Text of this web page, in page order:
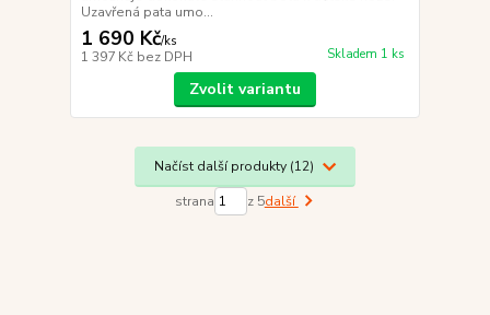
Uzavřená pata umo...
1 690 Kč/ks
1 397 Kč bez DPH Skladem 1 ks
Zvolit variantu
Načíst další produkty (12)
strana z 5další